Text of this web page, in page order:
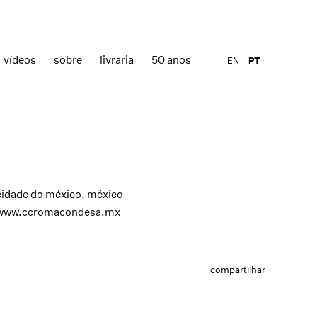
vídeos sobre livraria 50 anos PT
EN
do méxico, méxico
compartilhar